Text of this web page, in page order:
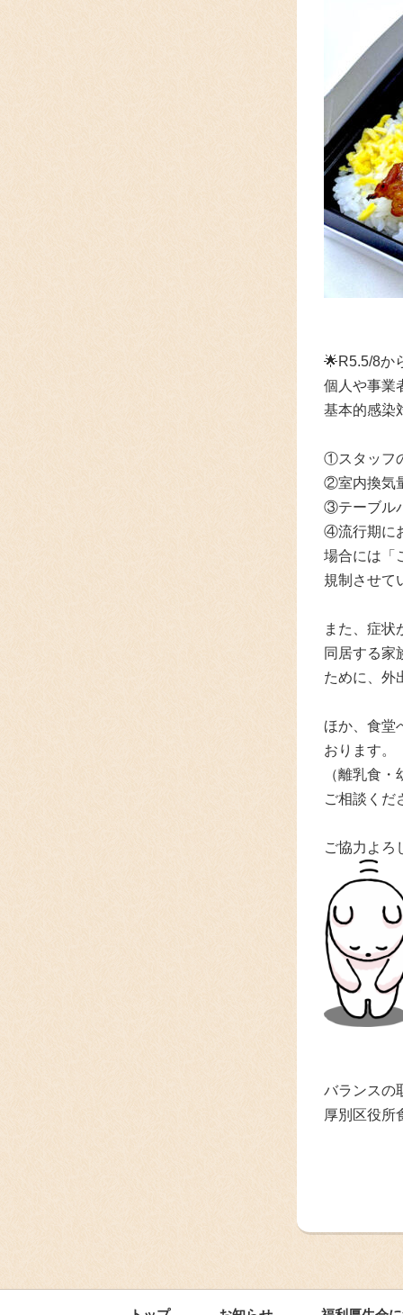
🌟R5.5/8か
個人や事業
基本的感染
①スタッフ
②室内換気
③テーブル
④流行期に
場合には「
規制させて
また、症状
同居する家
ために、外
ほか、食堂
おります。
（離乳食
ご相談 くだ
ご協力よろ
バランスの
厚別区役所